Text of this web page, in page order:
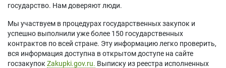
государство. Нам доверяют люди.
Мы участвуем в процедурах государственных закупок и
успешно выполнили уже более 150 государственных
контрактов по всей стране. Эту информацию легко проверить,
вся информация доступна в открытом доступе на сайте
госзакупок Zakupki.gov.ru. Выписку из реестра исполненных